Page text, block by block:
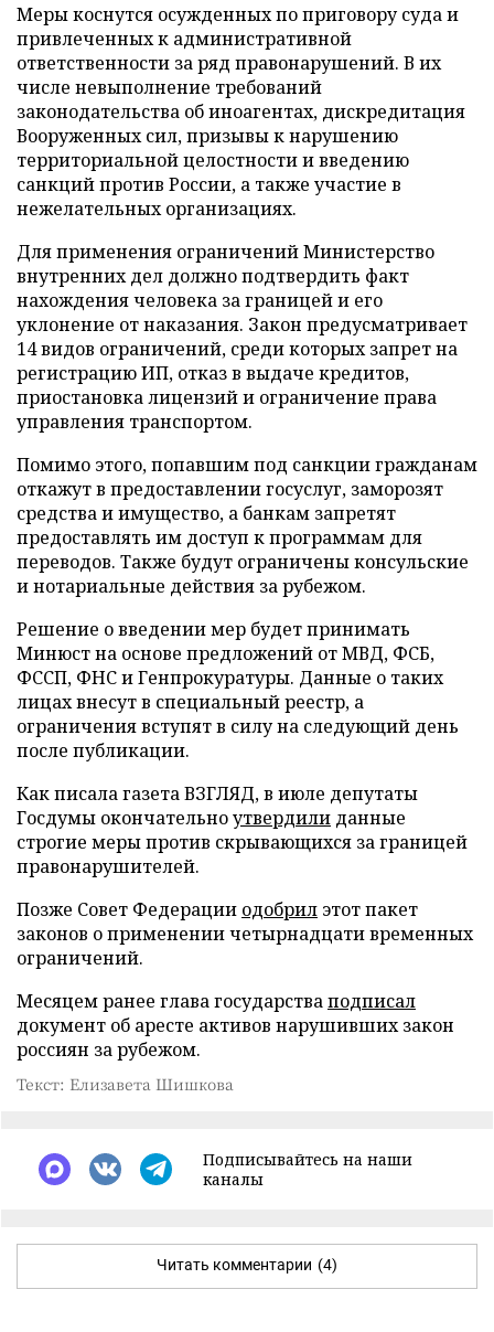
Меры коснутся осужденных по приговору суда и
привлеченных к административной
ответственности за ряд правонарушений. В их
числе невыполнение требований
законодательства об иноагентах, дискредитация
Вооруженных сил, призывы к нарушению
территориальной целостности и введению
санкций против России, а также участие в
нежелательных организациях.
Для применения ограничений Министерство
внутренних дел должно подтвердить факт
нахождения человека за границей и его
уклонение от наказания. Закон предусматривает
14 видов ограничений, среди которых запрет на
регистрацию ИП, отказ в выдаче кредитов,
приостановка лицензий и ограничение права
управления транспортом.
Помимо этого, попавшим под санкции гражданам
откажут в предоставлении госуслуг, заморозят
средства и имущество, а банкам запретят
предоставлять им доступ к программам для
переводов. Также будут ограничены консульские
и нотариальные действия за рубежом.
Решение о введении мер будет принимать
Минюст на основе предложений от МВД, ФСБ,
ФССП, ФНС и Генпрокуратуры. Данные о таких
лицах внесут в специальный реестр, а
ограничения вступят в силу на следующий день
после публикации.
Как писала газета ВЗГЛЯД, в июле депутаты
Госдумы окончательноутвердили данные
строгие меры против скрывающихся за границей
правонарушителей.
Позже Совет Федерации одобрил этот пакет
законов о применении четырнадцати временных
ограничений.
Месяцем ранее глава государстваподписал
документ об аресте активов нарушивших закон
россиян за рубежом.
Текст: Елизавета Шишкова
Подписывайтесь на наши
каналы
Читать комментарии (4)